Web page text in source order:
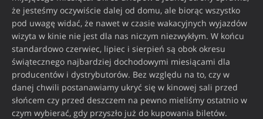
że jesteśmy oczywiście dalej od domu, ale biorąc wszystko
pod uwagę widać, że nawet w czasie wakacyjnych wyjazdów
wizyta w kinie nie jest dla nas niczym niezwykłym. W końcu
standardowo czerwiec, lipiec i sierpień są obok okresu
świątecznego najbardziej dochodowymi miesiącami dla
producentów i dystrybutorów. Bez względu na to, czy w
danej chwili postanawiamy ukryć się w kinowej sali przed
słońcem czy przed deszczem na pewno mieliśmy ostatnio w
czym wybierać, gdy przyszło już do kupowania biletów.